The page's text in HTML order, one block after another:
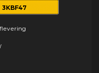
3KBF47